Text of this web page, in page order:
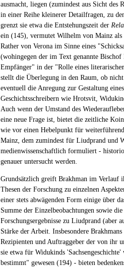
ausmacht, liegen (zumindest aus Sicht des
in einer Reihe kleinerer Detailfragen, zu
grenzt sie etwa die Entstehungszeit der
ein (145), vermutet Wilhelm von Mainz
Rather von Verona im Sinne eines
(wohingegen der im Text genannte
Empfänger" in der "Rolle eines
stellt die Überlegung in den Raum, ob
eventuell die Anregung zur Gestaltung
Geschichtsschreibern wie Hrotsvit,
Auch wenn der Umstand des
eine neue Frage ist, bietet die zeitliche
wie vor einen Hebelpunkt für
Mainz, dem zumindest für Liudprand und
medienwissenschaftlich formuliert -
genauer untersucht werden.
Grundsätzlich greift Brakhman im Verlauf
Thesen der Forschung zu einzelnen
einer stets abwägenden Form einige über
Summe der Einzelbeobachtungen sowie
Forschungsergebnisse zu Liudprand (aber
Stärke der Arbeit. Insbesondere
Rezipienten und Auftraggeber der von ihr
sie etwa für Widukinds
bestimmt" gewesen (194) - bieten